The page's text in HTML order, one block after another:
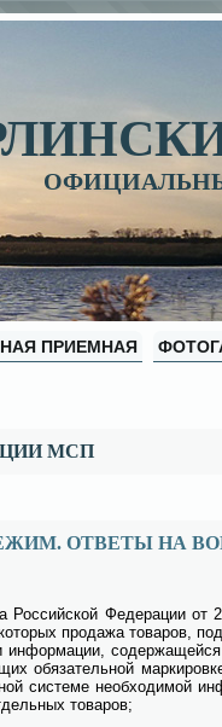
ПРИЕМНАЯ
МСП
ОТВЕТЫ НА
Рос­сий­ской Фе­де­ра­ции
про­да­жа то­ва­ров,
ин­фор­ма­ции,
обя­за­тель­ной
си­сте­ме не­об­хо­ди­мой
то­ва­ров;